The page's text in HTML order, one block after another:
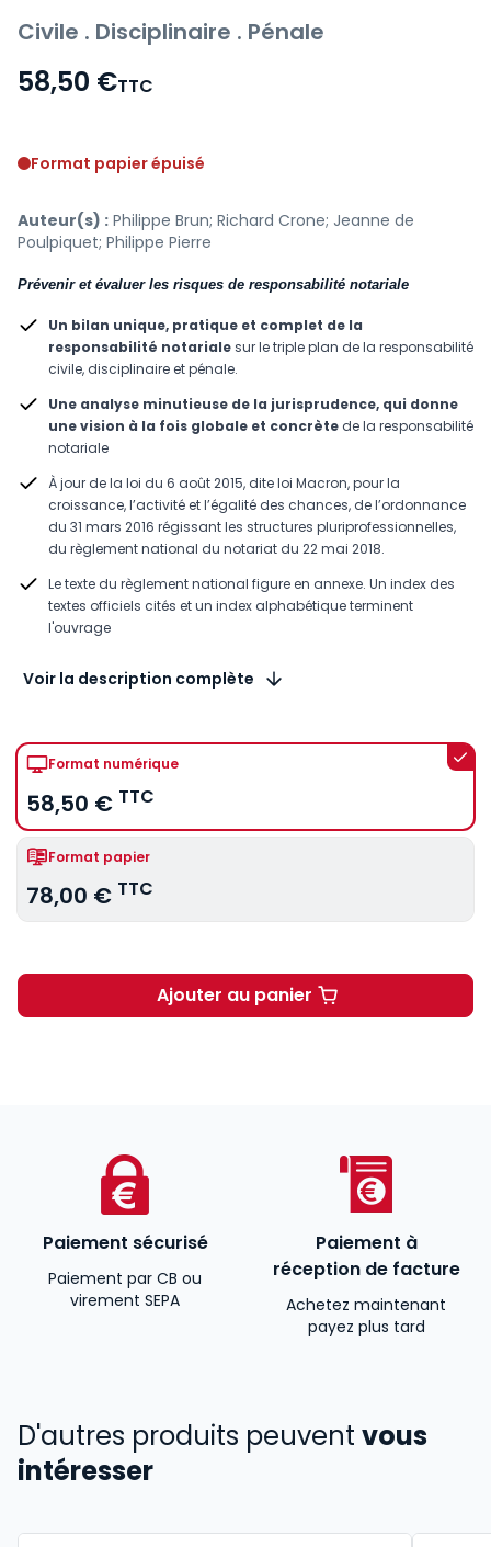
Civile . Disciplinaire . Pénale
58,50 €TTC
Format papier épuisé
Auteur(s) : Philippe Brun; Richard Crone; Jeanne de
Poulpiquet; Philippe Pierre
Prévenir et évaluer les risques de responsabilité notariale
Un bilan unique, pratique et complet de la
responsabilité notarialesur le triple plan de la responsabilité
civile, disciplinaire et pénale.
Une analyse minutieuse de la jurisprudence, qui donne
une vision à la fois globale et concrète de la responsabilité
notariale
À jour de la loi du 6 août 2015, dite loi Macron, pour la
croissance, l’activité et l’égalité des chances, de l’ordonnance
du 31 mars 2016 régissant les structures pluriprofessionnelles,
du règlement national du notariat du 22 mai 2018.
Le texte du règlement national figure en annexe. Un index des
textes officiels cités et un index alphabétique terminent
l'ouvrage
Voir la description complète
Format numérique
58,50 € TTC
Format papier
78,00 € TTC
Ajouter au panierResponsabilité des
Paiement sécurisé
Paiement par CB ou
virement SEPA
Paiement à
réception de facture
Achetez maintenant
payez plus tard
D'autres produits peuvent vous
intéresser